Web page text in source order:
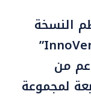
النسخة
الأولى من هاكاثون“InnoVenture 2026”
من
لمجموعة